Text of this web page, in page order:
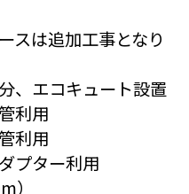
スは追加工事となり
、エコキュート設置
利用
利用
プター利用
）